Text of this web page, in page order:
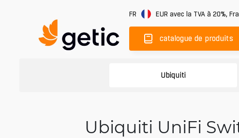
FR EUR avec la TVA à 20%,
catalogue de produits
Ubiquiti
Ubiquiti UniFi